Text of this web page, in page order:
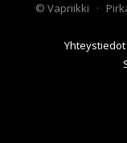
© Vapriikki ·
Yhteystiedot